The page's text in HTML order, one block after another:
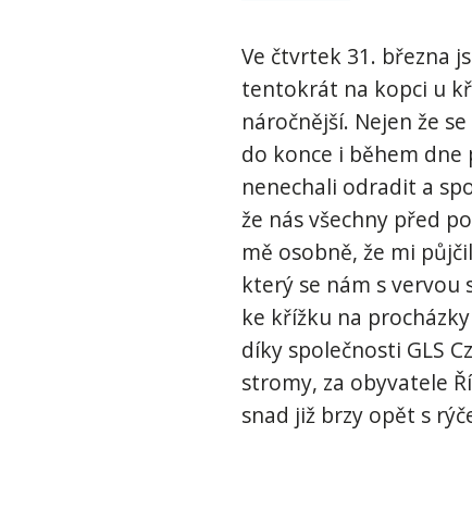
Ve čtvrtek 31. března
tentokrát na kopci u
náročnější. Nejen že
do konce i během dne
nenechali odradit a
že nás všechny před
mě osobně, že mi
který se nám s
ke křížku na
díky společnosti GLS
stromy, za obyvatele
snad již brzy opět s